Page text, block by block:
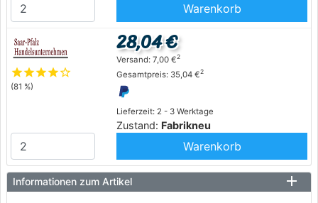
Warenkorb
starstarstarstarstar_outline
(81 %)
Lieferzeit: 2 - 3 Werktage
Zustand: Fabrikneu
28,04 €
Versand: 7,00 €2
Gesamtpreis: 35,04 €2
Warenkorb
Informationen zum Artikel